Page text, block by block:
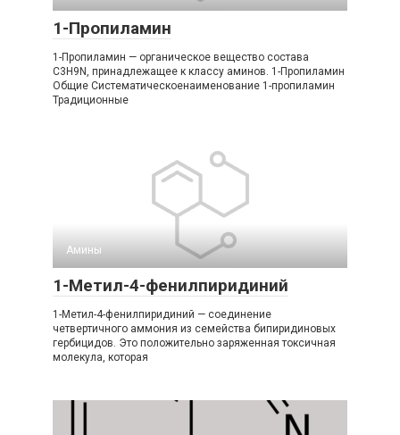
1-Пропиламин
1-Пропиламин — органическое вещество состава
C3H9N, принадлежащее к классу аминов. 1-​Пропиламин
Общие Систематическоенаименование 1-​пропиламин
Традиционные
Амины‎
1-Метил-4-фенилпиридиний
1-Метил-4-фенилпиридиний — соединение
четвертичного аммония из семейства бипиридиновых
гербицидов. Это положительно заряженная токсичная
молекула, которая